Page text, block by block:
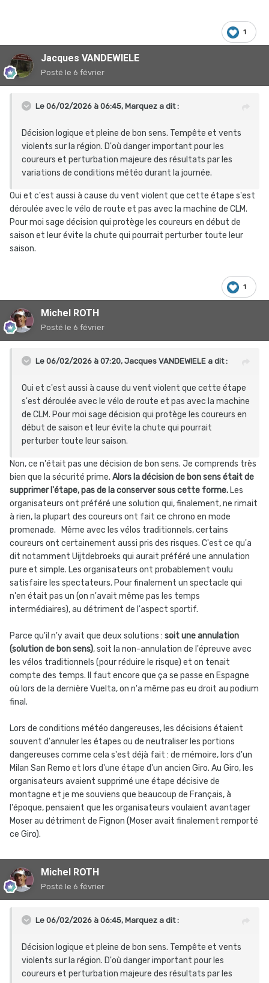
1
Jacques VANDEWIELE
Posté le 6 février
Le 06/02/2026 à 06:45, Marquez a dit :
Décision logique et pleine de bon sens. Tempête et vents
violents sur la région. D'où danger important pour les
coureurs et perturbation majeure des résultats par les
variations de conditions météo durant la journée.
Oui et c'est aussi à cause du vent violent que cette étape s'est
déroulée avec le vélo de route et pas avec la machine de CLM.
Pour moi sage décision qui protège les coureurs en début de
saison et leur évite la chute qui pourrait perturber toute leur
saison.
1
Michel ROTH
Posté le 6 février
Le 06/02/2026 à 07:20, Jacques VANDEWIELE a dit :
Oui et c'est aussi à cause du vent violent que cette étape
s'est déroulée avec le vélo de route et pas avec la machine
de CLM. Pour moi sage décision qui protège les coureurs en
début de saison et leur évite la chute qui pourrait
perturber toute leur saison.
Non, ce n'était pas une décision de bon sens. Je comprends très
bien que la sécurité prime. Alors la décision de bon sens était de
supprimer l'étape, pas de la conserver sous cette forme. Les
organisateurs ont préféré une solution qui, finalement, ne rimait
à rien, la plupart des coureurs ont fait ce chrono en mode
promenade. Même avec les vélos traditionnels, certains
coureurs ont certainement aussi pris des risques. C'est ce qu'a
dit notamment Uijtdebroeks qui aurait préféré une annulation
pure et simple. Les organisateurs ont probablement voulu
satisfaire les spectateurs. Pour finalement un spectacle qui
n'en était pas un (on n'avait même pas les temps
intermédiaires), au détriment de l'aspect sportif.
Parce qu'il n'y avait que deux solutions : soit une annulation
(solution de bon sens), soit la non-annulation de l'épreuve avec
les vélos traditionnels (pour réduire le risque) et on tenait
compte des temps. Il faut encore que ça se passe en Espagne
où lors de la dernière Vuelta, on n'a même pas eu droit au podium
final.
Lors de conditions météo dangereuses, les décisions étaient
souvent d'annuler les étapes ou de neutraliser les portions
dangereuses comme cela s'est déjà fait : de mémoire, lors d'un
Milan San Remo et lors d'une étape d'un ancien Giro. Au Giro, les
organisateurs avaient supprimé une étape décisive de
montagne et je me souviens que beaucoup de Français, à
l'époque, pensaient que les organisateurs voulaient avantager
Moser au détriment de Fignon (Moser avait finalement remporté
ce Giro).
Michel ROTH
Posté le 6 février
Le 06/02/2026 à 06:45, Marquez a dit :
Décision logique et pleine de bon sens. Tempête et vents
violents sur la région. D'où danger important pour les
coureurs et perturbation majeure des résultats par les